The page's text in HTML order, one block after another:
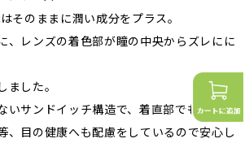
そのままに潤い成分をプラス。
、レンズの着色部が瞳の中央からズレにに
ました。
いサンドイッチ構造で、着直部でも変わら
、目の健康へも配慮をしているので安心し